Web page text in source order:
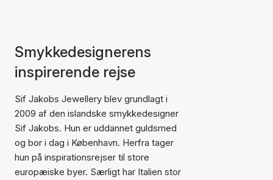
Smykkedesignerens
inspirerende rejse
Sif Jakobs Jewellery blev grundlagt i
2009 af den islandske smykkedesigner
Sif Jakobs. Hun er uddannet guldsmed
og bor i dag i København. Herfra tager
hun på inspirationsrejser til store
europæiske byer. Særligt har Italien stor